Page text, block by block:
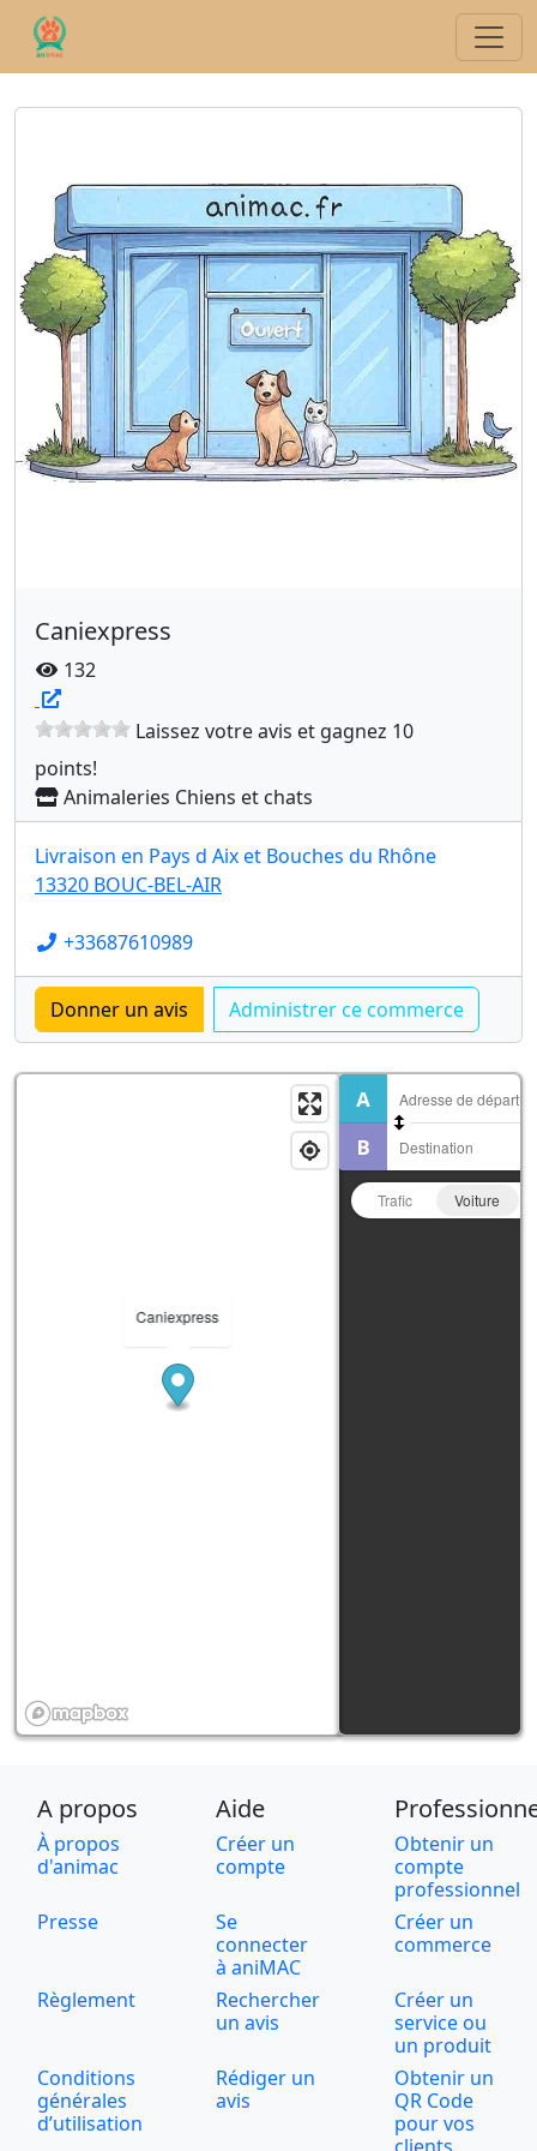
Caniexpress
132
Laissez votre avis et gagnez 10
points!
Animaleries Chiens et chats
Livraison en Pays d Aix et Bouches du Rhône
13320 BOUC-BEL-AIR
+33687610989
Caniexpress
Trafic Voiture
A propos Aide
À propos
d'animac
Créer un
compte
Obtenir un
compte
professionnel
Presse
Se
connecter
à aniMAC
Créer un
commerce
Règlement
Rechercher
un avis
Créer un
service ou
un produit
Conditions
générales
d’utilisation
Rédiger un
avis
Obtenir un
QR Code
pour vos